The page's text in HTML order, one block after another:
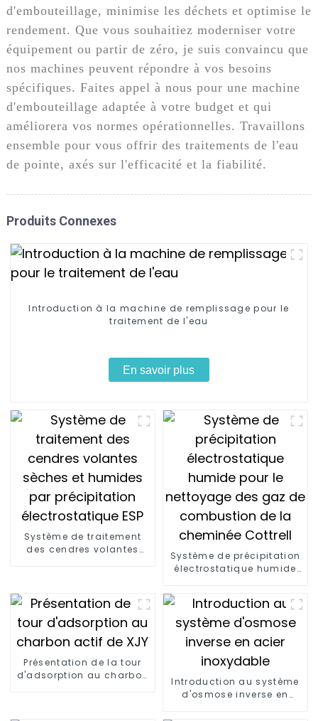
d'embouteillage, minimise les déchets et optimise le
rendement. Que vous souhaitiez moderniser votre
équipement ou partir de zéro, je suis convaincu que
nos machines peuvent répondre à vos besoins
spécifiques. Faites appel à nous pour une machine
d'embouteillage adaptée à votre budget et qui
améliorera vos normes opérationnelles. Travaillons
ensemble pour vous offrir des traitements de l'eau
de pointe, axés sur l'efficacité et la fiabilité.
Produits Connexes
Introduction à la machine de remplissage pour le
traitement de l'eau
En savoir plus
Système de traitement
des cendres volantes
Système de précipitation
électrostatique humide
gaz de combustion de la
cheminée Cottrell
Présentation de la tour
d'adsorption au charbon
Introduction au système
d'osmose inverse en